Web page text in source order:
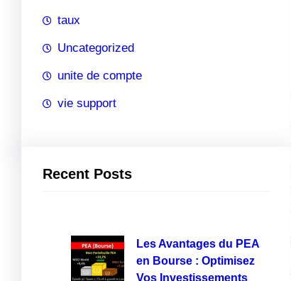
taux
Uncategorized
unite de compte
vie support
Recent Posts
Les Avantages du PEA
en Bourse : Optimisez
Vos Investissements